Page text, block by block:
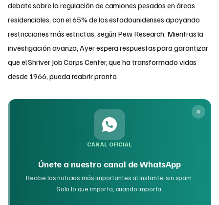
debate sobre la regulación de camiones pesados en áreas
residenciales, con el 65% de los estadounidenses apoyando
restricciones más estrictas, según Pew Research. Mientras la
investigación avanza, Ayer espera respuestas para garantizar
que el Shriver Job Corps Center, que ha transformado vidas
desde 1966, pueda reabrir pronto.
CANAL OFICIAL
Únete a nuestro canal de WhatsApp
Recibe las noticias más importantes al instante, sin spam.
Solo lo que importa, cuando importa.